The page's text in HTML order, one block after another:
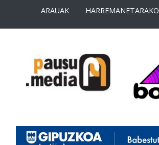
ARAUAK
HARREMANETARAKO